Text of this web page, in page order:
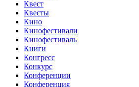
Квест
Квесты
Кино
Кинофестивали
Кинофестиваль
Книги
Конгресс
Конкурс
Конференции
Конференция